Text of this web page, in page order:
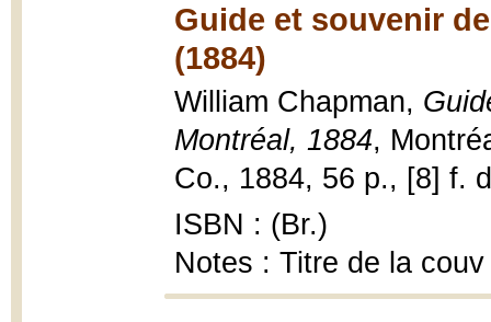
Guide et souvenir
(1884)
William Chapman,
Montréal, 1884,
Co., 1884, 56 p., [8] f.
ISBN : (Br.)
Notes : Titre de la couv